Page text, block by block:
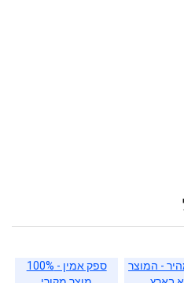
- המוצר
ספק אמין - 100%